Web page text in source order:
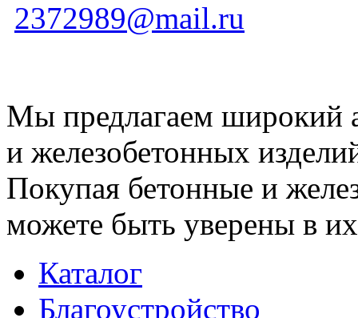
2372989@mail.ru
Мы предлагаем широкий
и железобетонных
Покупая бетонные и
можете быть уверены в их
Каталог
Благоустройство